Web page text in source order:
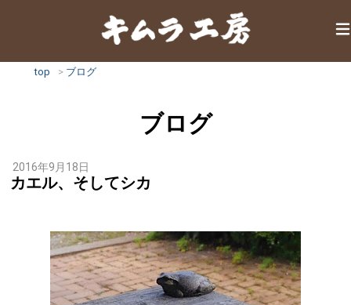
top ブログ
ブログ
2016年9月18日
カエル、そしてシカ